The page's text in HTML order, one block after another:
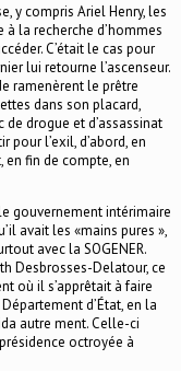
y compris Ariel Henry, les
la recherche d’hommes
C’était le cas pour
lui retourne l’ascenseur.
ramenèrent le prêtre
dans son placard,
drogue et d’assassinat
pour l’exil, d’abord, en
en fin de compte, en
gouvernement intérimaire
avait les «mains pures »,
avec la SOGENER.
Desbrosses-Delatour, ce
où il s’apprêtait à faire
d’État, en la
autre ment. Celle-ci
octroyée à